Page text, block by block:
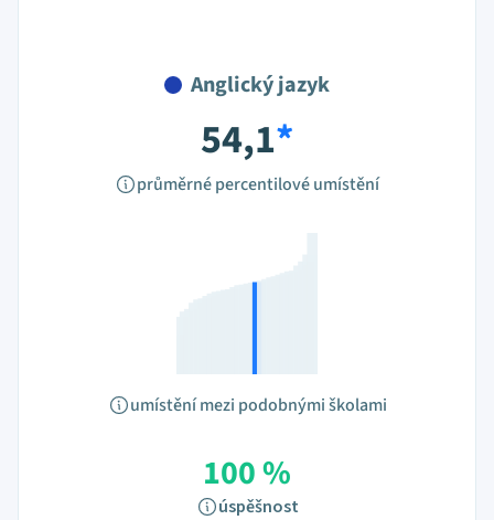
Anglický jazyk
54,1*
průměrné percentilové umístění
umístění mezi podobnými školami
100 %
úspěšnost